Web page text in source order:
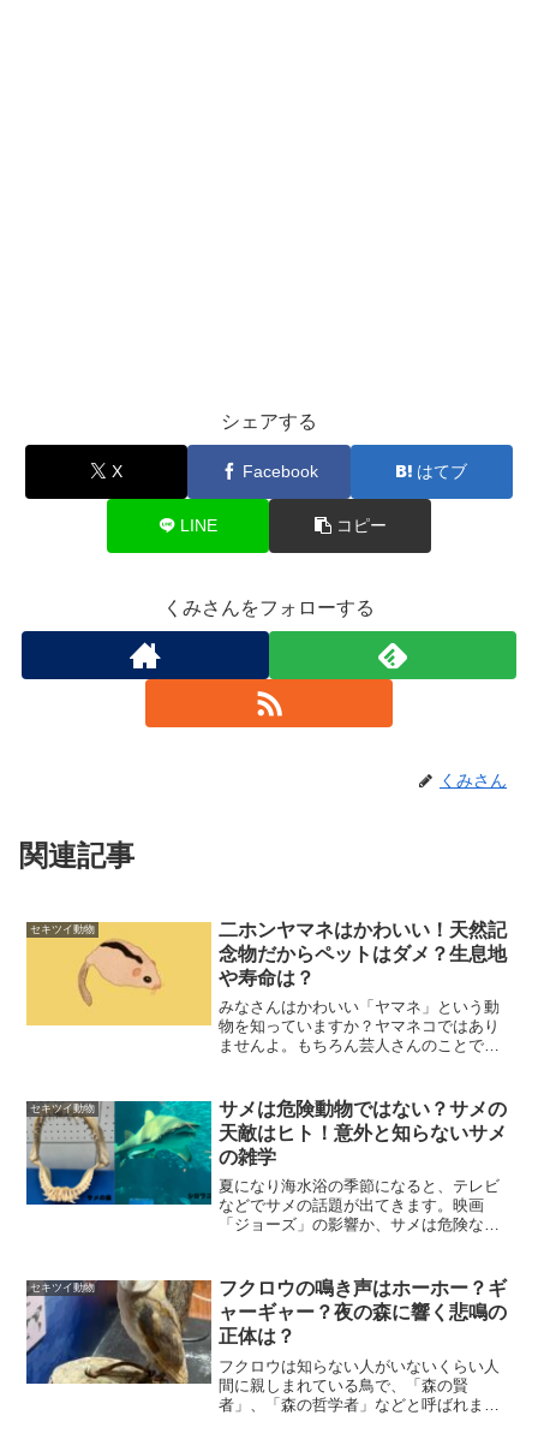
シェアする
X Facebook はてブ
LINE コピー
くみさんをフォローする
くみさん
関連記事
セキツイ動物
二ホンヤマネはかわいい！天然記
念物だからペットはダメ？生息地
や寿命は？
みなさんはかわいい「ヤマネ」という動
物を知っていますか？ヤマネコではあり
ませんよ。もちろん芸人さんのことでも
ひらに収まるくらいの可愛い動物です。
実はペットにしたいという...
セキツイ動物
サメは危険動物ではない？サメの
天敵はヒト！意外と知らないサメ
の雑学
夏になり海水浴の季節になると、テレビ
などでサメの話題が出てきます。映画
「ジョーズ」の影響か、サメは危険な動
の映画ですが、ユニバーサルスタジオの
アトラクションもあるので、若...
セキツイ動物
フクロウの鳴き声はホーホー？ギ
ャーギャー？夜の森に響く悲鳴の
正体は？
フクロウは知らない人がいないくらい人
間に親しまれている鳥で、「森の賢
者」、「森の哲学者」などと呼ばれま